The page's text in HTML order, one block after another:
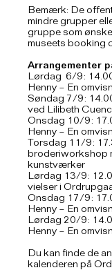
Bemærk: De
mindre grupper
gruppe som
museets booking
Arrangementer
Lørdag 6/9:
Henny – En
Søndag 7/9:
ved Lilibeth
Onsdag 10/9:
Henny – En
Torsdag 11/9:
broderiworkshop
kunstværker
Lørdag 13/9:
vielser i
Onsdag 17/9:
Henny – En
Lørdag 20/9:
Henny – En
Du kan finde de
kalenderen på